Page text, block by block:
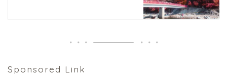
Sponsored Link